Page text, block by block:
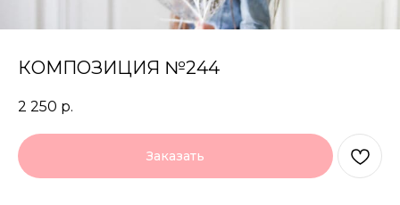
КОМПОЗИЦИЯ №244
2 250 р.
Заказать